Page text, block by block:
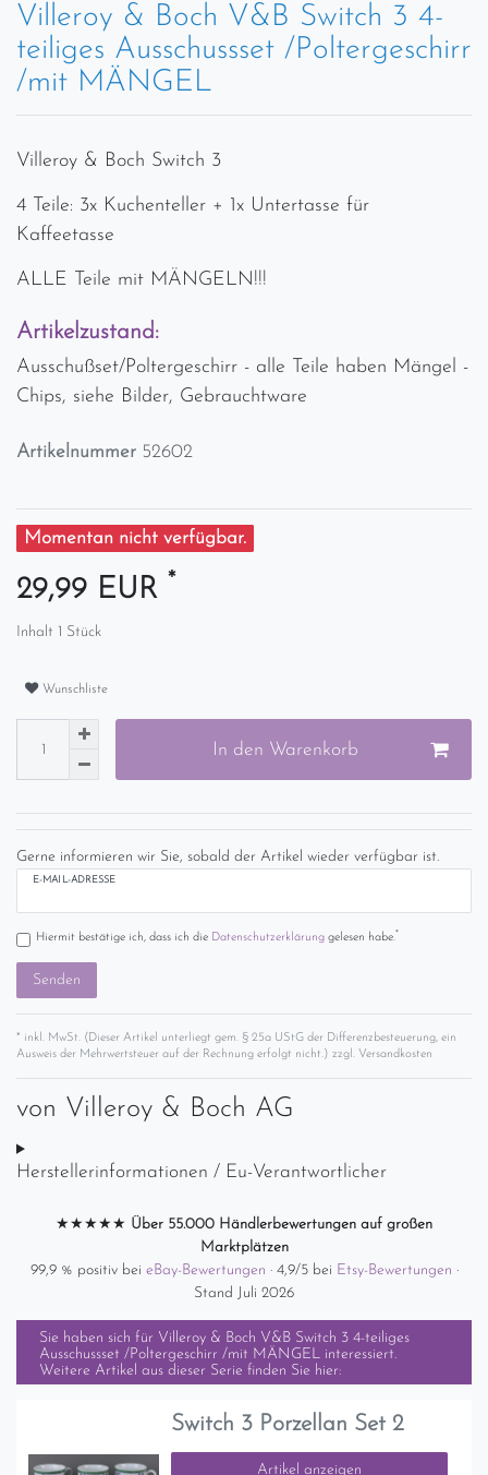
Villeroy & Boch V&B Switch 3 4-
teiliges Ausschussset /Poltergeschirr
/mit MÄNGEL
Villeroy & Boch Switch 3
4 Teile: 3x Kuchenteller + 1x Untertasse für
Kaffeetasse
ALLE Teile mit MÄNGELN!!!
Artikelzustand:
Ausschußset/Poltergeschirr - alle Teile haben Mängel -
Chips, siehe Bilder, Gebrauchtware
Artikelnummer 52602
Momentan nicht verfügbar.
29,99 EUR *
Inhalt 1 Stück
Wunschliste
In den Warenkorb
Gerne informieren wir Sie, sobald der Artikel wieder verfügbar ist.
E-MAIL-ADRESSE
Hiermit bestätige ich, dass ich die Daten­schutz­erklärunggelesen habe.*
Senden
* inkl. MwSt. (Dieser Artikel unterliegt gem. § 25a UStG der Differenzbesteuerung, ein
Ausweis der Mehrwertsteuer auf der Rechnung erfolgt nicht.) zzgl. Versandkosten
von Villeroy & Boch AG
Herstellerinformationen / Eu-Verantwortlicher
★★★★★ Über 55.000 Händlerbewertungen auf großen
Marktplätzen
99,9 % positiv bei eBay-Bewertungen · 4,9/5 bei Etsy-Bewertungen ·
Stand Juli 2026
Sie haben sich für Villeroy & Boch V&B Switch 3 4-teiliges
Ausschussset /Poltergeschirr /mit MÄNGEL interessiert.
Weitere Artikel aus dieser Serie finden Sie hier:
Switch 3 Porzellan Set 2
Artikel anzeigen